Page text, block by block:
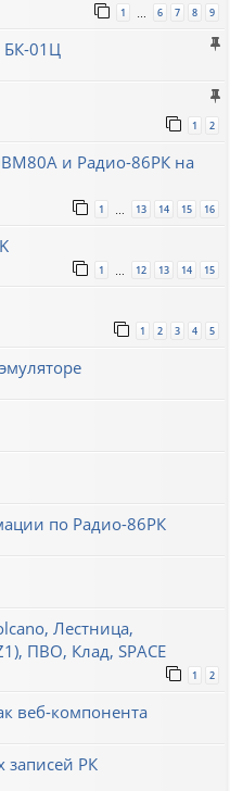
1 6 7 8 9
БК-01Ц
1 2
и Радио-86РК на
1 13 14 15 16
1 … 12 13 14 15
1 2 3 4 5
по Радио-86РК
Лестница,
ПВО, Клад, SPACE
1 2
веб-компонента
записей РК